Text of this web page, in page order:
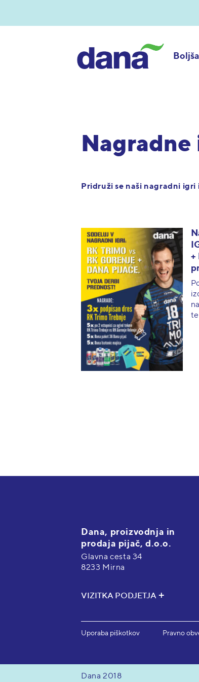
Nagradne
Pridruži se naši nagradni igri
+
Dana, proizvodnja in
prodaja pijač, d.o.o.
Glavna cesta 34
8233 Mirna
VIZITKA PODJETJA
Uporaba piškotkov Pravno
Dana 2018